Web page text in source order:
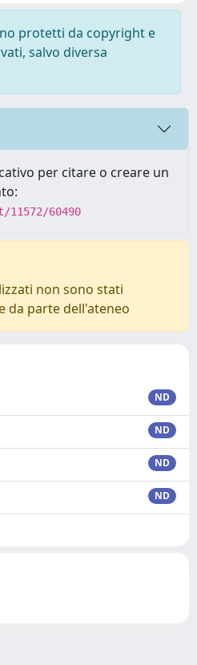
protetti da copyright e
salvo diversa
per citare o creare un
60490
non sono stati
da parte dell'ateneo
ND
ND
ND
ND